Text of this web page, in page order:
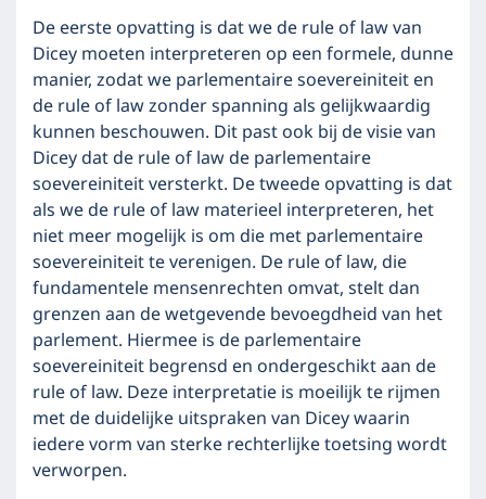
De eerste opvatting is dat we de rule of law van
Dicey moeten interpreteren op een formele, dunne
manier, zodat we parlementaire soevereiniteit en
de rule of law zonder spanning als gelijkwaardig
kunnen beschouwen. Dit past ook bij de visie van
Dicey dat de rule of law de parlementaire
soevereiniteit versterkt. De tweede opvatting is dat
als we de rule of law materieel interpreteren, het
niet meer mogelijk is om die met parlementaire
soevereiniteit te verenigen. De rule of law, die
fundamentele mensenrechten omvat, stelt dan
grenzen aan de wetgevende bevoegdheid van het
parlement. Hiermee is de parlementaire
soevereiniteit begrensd en ondergeschikt aan de
rule of law. Deze interpretatie is moeilijk te rijmen
met de duidelijke uitspraken van Dicey waarin
iedere vorm van sterke rechterlijke toetsing wordt
verworpen.